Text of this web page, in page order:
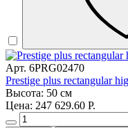
Арт. 6PRG02470
Prestige plus rectangular
Высота: 50 см
Цена: 247 629.60 Р.